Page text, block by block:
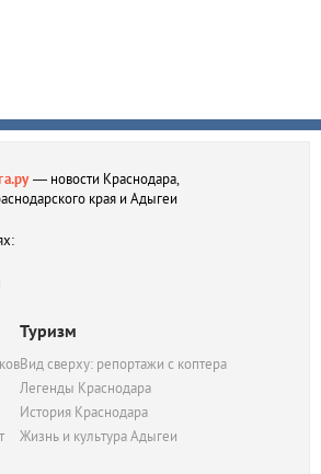
— новости Краснодара,
края и Адыгеи
Туризм
Вид сверху: репортажи с коптера
Легенды Краснодара
История Краснодара
Жизнь и культура Адыгеи